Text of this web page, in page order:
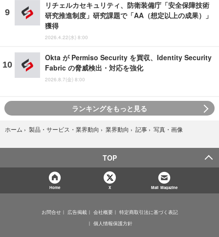
リチェルカセキュリティ、防衛装備庁「安全保障技術
研究推進制度」研究課題で「AA（想定以上の成果）」
獲得
2026.4.22(水) 8:00
Okta が Permiso Security を買収、Identity Security
Fabric の脅威検出・対応を強化
2026.8.7(金) 8:00
ランキングをもっと見る
ホーム › 製品・サービス・業界動向 › 業界動向 › 記事 › 写真・画像
TOP
Home X Mail Magazine
お問合せ 広告掲載 会社概要
特定商取引法に基づく表記
個人情報保護方針